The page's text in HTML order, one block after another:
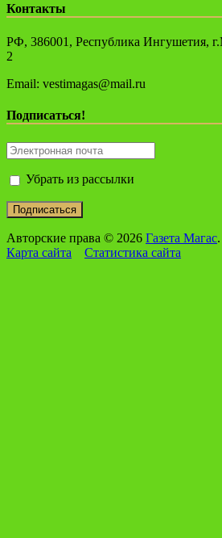
Контакты
РФ, 386001, Республика Ингушетия,
2
Email: vestimagas@mail.ru
Подписаться!
Убрать из рассылки
Авторские права © 2026 Газета Магас.
Карта сайта
Статистика сайта